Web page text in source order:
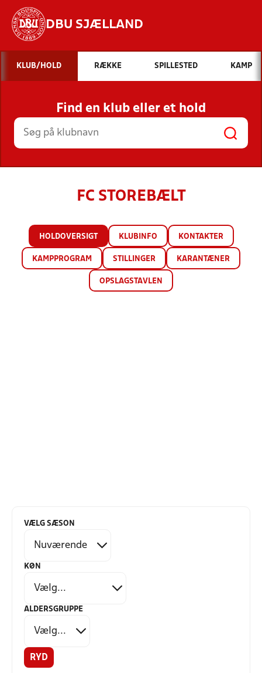
DBU SJÆLLAND
Hvad vil du søge efter?
INDHOLD OG NYHEDER
STILLINGER, RESULTATER, KLUBBER OG
HOLD
KLUB/HOLD RÆKKE SPILLESTED KAMP
Find en klub eller et hold
FC STOREBÆLT
HOLDOVERSIGT KLUBINFO KONTAKTER
KAMPPROGRAM STILLINGER KARANTÆNER
OPSLAGSTAVLEN
VÆLG SÆSON
KØN
ALDERSGRUPPE
RYD